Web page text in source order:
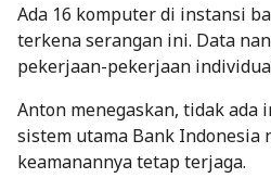
Ada 16 komputer di instansi
terkena serangan ini. Data
pekerjaan-pekerjaan
Anton menegaskan, tidak
sistem utama Bank Indonesia
keamanannya tetap terjaga.